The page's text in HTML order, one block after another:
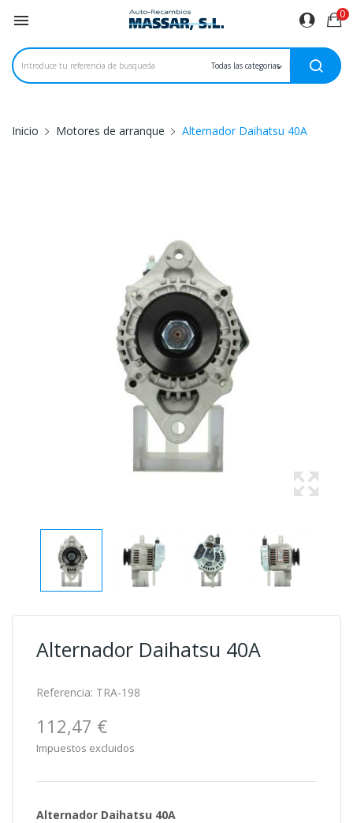
 0
Inicio Motores de arranque Alternador Daihatsu 40A
Alternador Daihatsu 40A
Referencia: TRA-198
112,47 €
Impuestos excluidos
Alternador Daihatsu 40A